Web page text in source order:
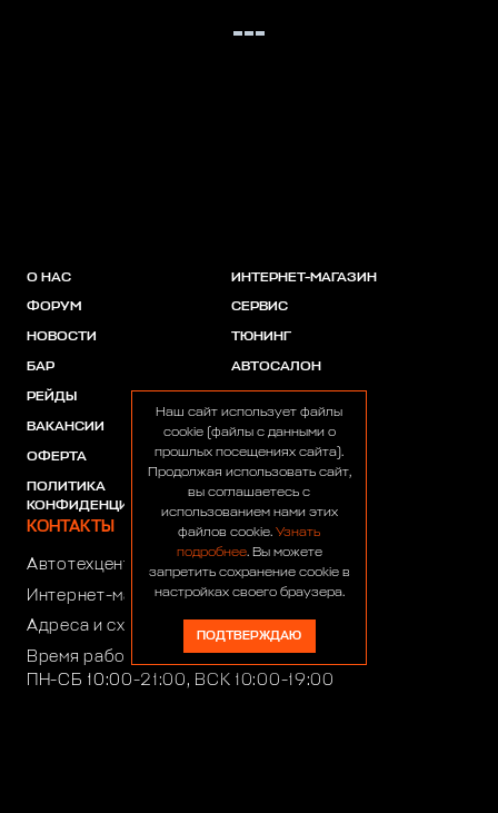
О НАС
ФОРУМ
НОВОСТИ
БАР
РЕЙДЫ
ВАКАНСИИ
ОФЕРТА
ПОЛИТИКА
КОНФИДЕНЦИАЛЬНОСТИ
ИНТЕРНЕТ-МАГАЗИН
СЕРВИС
ТЮНИНГ
АВТОСАЛОН
ПАРТНЕРЫ
КОНТАКТЫ
Автотехцентр:
Интернет-магазин:+7 (916) 922-44-44
Адреса и схемы проезда
Время работы автотехцентра:
ПН-СБ 10:00-21:00, ВСК 10:00-19:00
Наш сайт использует файлы
cookie (файлы с данными о
прошлых посещениях сайта).
Продолжая использовать сайт,
вы соглашаетесь с
использованием нами этих
файлов cookie. Узнать
подробнее. Вы можете
запретить сохранение cookie в
настройках своего браузера.
ПОДТВЕРЖДАЮ